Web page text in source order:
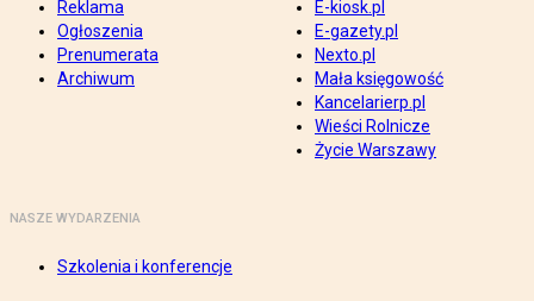
Reklama
Ogłoszenia
Prenumerata
Archiwum
E-kiosk.pl
E-gazety.pl
Nexto.pl
Mała księgowość
Kancelarierp.pl
Wieści Rolnicze
Życie Warszawy
NASZE WYDARZENIA
Szkolenia i konferencje